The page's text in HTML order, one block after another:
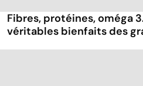
Fibres, protéines, oméga
véritables bienfaits des